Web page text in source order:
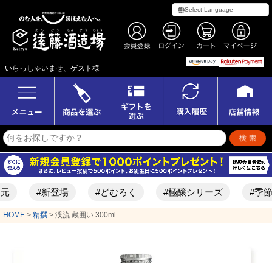
いらっしゃいませ、ゲスト様
#新登場 #どむろく #極醸シリーズ #季節限定酒
HOME 精撰 渓流 蔵囲い 300ml